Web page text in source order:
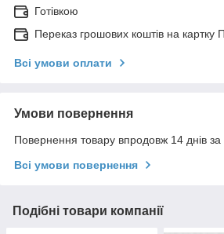
Готівкою
Переказ грошових коштів на картку
Всі умови оплати
Умови повернення
Повернення товару впродовж 14 днів за
Всі умови повернення
Подібні товари компанії